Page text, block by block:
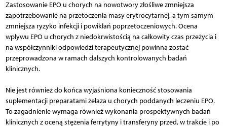
Zastosowanie EPO u chorych na nowotwory złośliwe zmniejsza
zapotrzebowanie na przetoczenia masy erytrocytarnej, a tym samym
zmniejsza ryzyko infekcji i powikłań poprzetoczeniowych. Ocena
wpływu EPO u chorych z niedokrwistością na całkowity czas przeżycia i
na współczynniki odpowiedzi terapeutycznej powinna zostać
przeprowadzona w ramach dalszych kontrolowanych badań
klinicznych.
Nie jest również do końca wyjaśniona konieczność stosowania
suplementacji preparatami żelaza u chorych poddanych leczeniu EPO.
To zagadnienie wymaga również wykonania prospektywnych badań
klinicznych z oceną stężenia ferrytyny i transferyny przed, w trakcie i po